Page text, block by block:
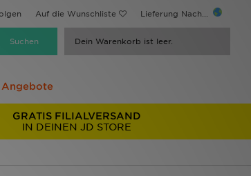
Auf die Wunschliste Lieferung Nach...
Dein Warenkorb ist leer.
Angebote
GRATIS FILIALVERSAND
IN DEINEN JD STORE